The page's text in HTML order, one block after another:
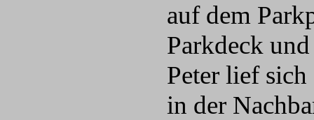
auf dem
Parkdeck
Peter lief
in der